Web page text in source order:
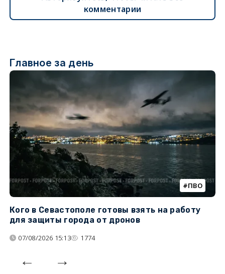
комментарии
Главное за день
ПВО
Кого в Севастополе готовы взять на работу
для защиты города от дронов
07/08/2026 15:13 1774